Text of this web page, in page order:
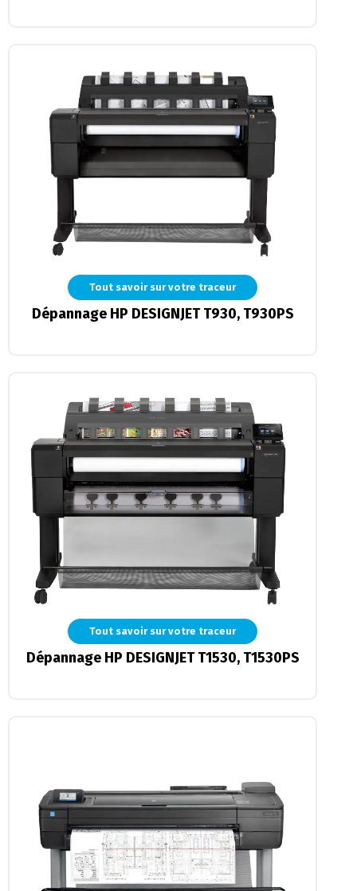
Tout savoir sur votre traceur
Dépannage HP DESIGNJET T930, T930PS
Tout savoir sur votre traceur
Dépannage HP DESIGNJET T1530, T1530PS